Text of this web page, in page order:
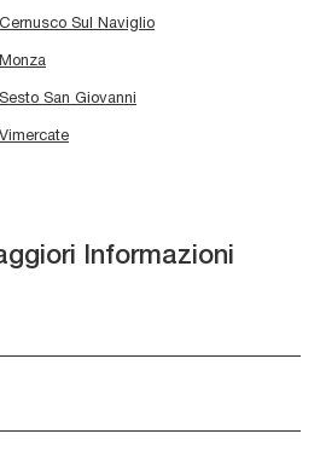
Sul Naviglio
San Giovanni
Informazioni